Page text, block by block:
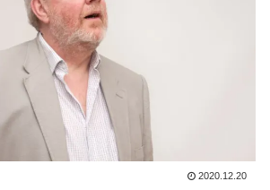
2020.12.20